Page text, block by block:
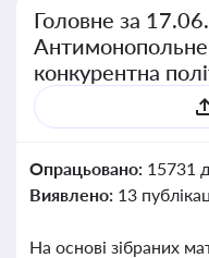
Головне за
конкурентна
Опрацьовано: 15731
Виявлено: 13
На основі зібраних